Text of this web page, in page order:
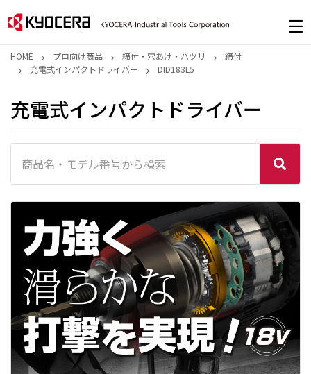
HOME プロ向け商品 締付・穴あけ・ハツリ
締付
充電式インパクトドライバー
DID183L5
充電式インパクトドライバー